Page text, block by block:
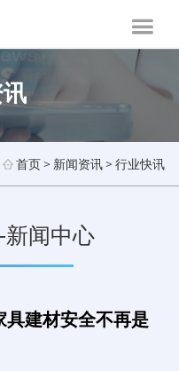
首页> 新闻资讯>行业快讯
闻中心
建材安全不再是